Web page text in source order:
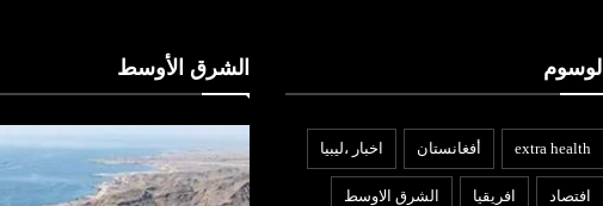
الوسوم
extra health أفغانستان اخبار ،ليبيا
افتصاد افريقيا الشرق الاوسط
الشرق الأوسط